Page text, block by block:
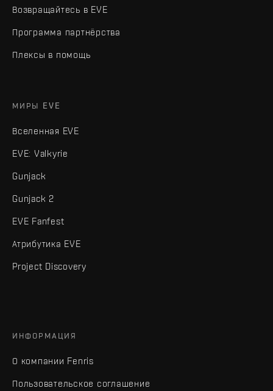
Возвращайтесь в EVE
Программа партнёрства
Плексы в помощь
МИРЫ EVE
Вселенная EVE
EVE: Valkyrie
Gunjack
Gunjack 2
EVE Fanfest
Атрибутика EVE
Project Discovery
ИНФОРМАЦИЯ
О компании Fenris
Пользовательское соглашение